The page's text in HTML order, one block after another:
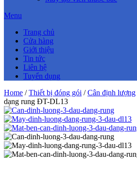
Menu
Trang chủ
Cửa hàng
Giới thiệu
Tin tức
Liên hệ
Tuyển dụng
Home /Thiết bị đóng gói /Cân định lượng
dạng rung ĐT-DL13